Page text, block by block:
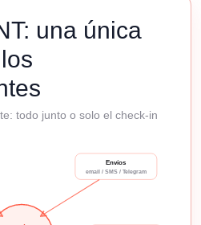
una única
todo junto o solo el check-in
Envíos
email / SMS / Telegram